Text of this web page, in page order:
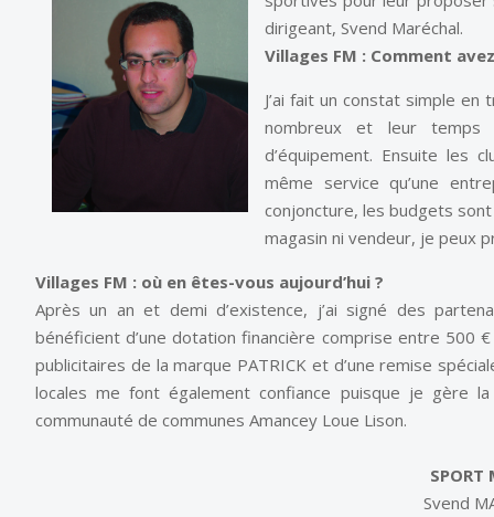
dirigeant, Svend Maréchal.
Villages FM : Comment
J’ai fait un constat simple
nombreux et leur temps
d’équipement. Ensuite les
même service qu’une
conjoncture, les budgets
magasin ni vendeur, je peux
Villages FM : où en êtes-vous aujourd’hui ?
Après un an et demi d’existence, j’ai signé des
bénéficient d’une dotation financière comprise entre 500
publicitaires de la marque PATRICK et d’une remise
locales me font également confiance puisque je gère
communauté de communes Amancey Loue Lison.
SPORT
Svend